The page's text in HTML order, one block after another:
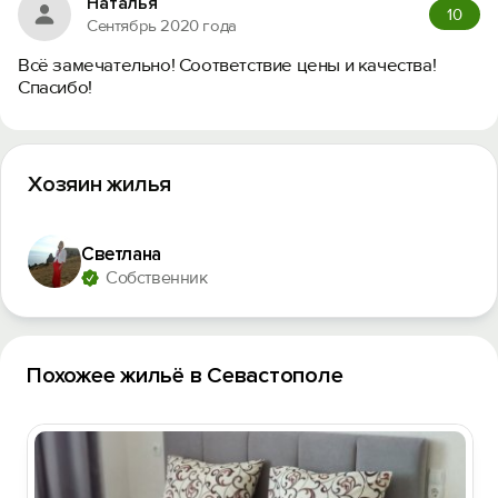
Сентябрь 2020 года
10
Всё замечательно! Соответствие цены и качества!
Спасибо!
Хозяин жилья
Светлана
Собственник
Похожее жильё в Севастополе